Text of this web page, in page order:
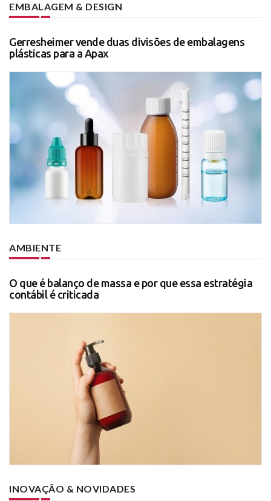
EMBALAGEM & DESIGN
Gerresheimer vende duas divisões de embalagens
plásticas para a Apax
AMBIENTE
O que é balanço de massa e por que essa estratégia
contábil é criticada
INOVAÇÃO & NOVIDADES